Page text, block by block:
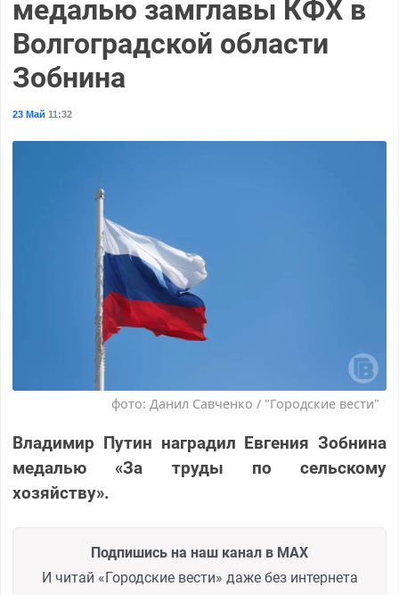
медалью замглавы КФХ в
Волгоградской области
Зобнина
23 Май 11:32
фото: Данил Савченко / "Городские вести"
Владимир Путин наградил Евгения Зобнина
медалью «За труды по сельскому
хозяйству».
Подпишись на наш канал в MAX
И читай «Городские вести» даже без интернета